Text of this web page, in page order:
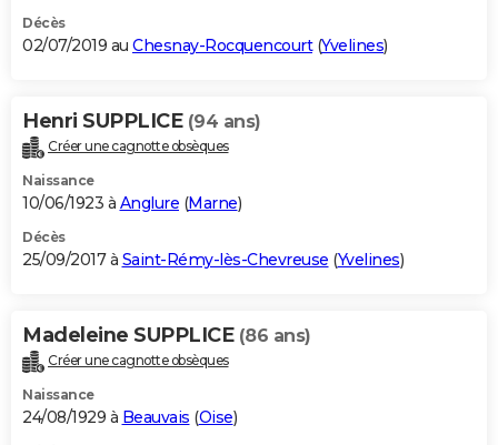
S'inscrire
Se connecter
Lycées
Collèges
Primaires
Universités
Entreprises
Service militaire
Avis de recherche
AVIS DE DÉCÈS
Bricolage
Lifestyle
Culture
Sport
Auto
Television
Voyage
Cinema
Décès
02/07/2019 au Chesnay-Rocquencourt(Yvelines)
Henri SUPPLICE (94 ans)
Créer une cagnotte obsèques
Naissance
10/06/1923 à Anglure (Marne)
Décès
25/09/2017 à Saint-Rémy-lès-Chevreuse (Yvelines)
Madeleine SUPPLICE (86 ans)
Créer une cagnotte obsèques
Naissance
24/08/1929 à Beauvais (Oise)